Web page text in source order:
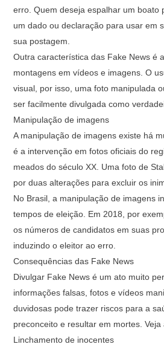
erro. Quem deseja espalhar um boato
um dado ou declaração para usar em
sua postagem.
Outra característica das Fake News é
montagens em vídeos e imagens. O
visual, por isso, uma foto manipulada
ser facilmente divulgada como
Manipulação de imagens
A manipulação de imagens existe há
é a intervenção em fotos oficiais do
meados do século XX. Uma foto de
por duas alterações para excluir os
No Brasil, a manipulação de imagens
tempos de eleição. Em 2018, por
os números de candidatos em suas
induzindo o eleitor ao erro.
Consequências das Fake News
Divulgar Fake News é um ato muito
informações falsas, fotos e vídeos
duvidosas pode trazer riscos para a
preconceito e resultar em mortes. Veja
Linchamento de inocentes